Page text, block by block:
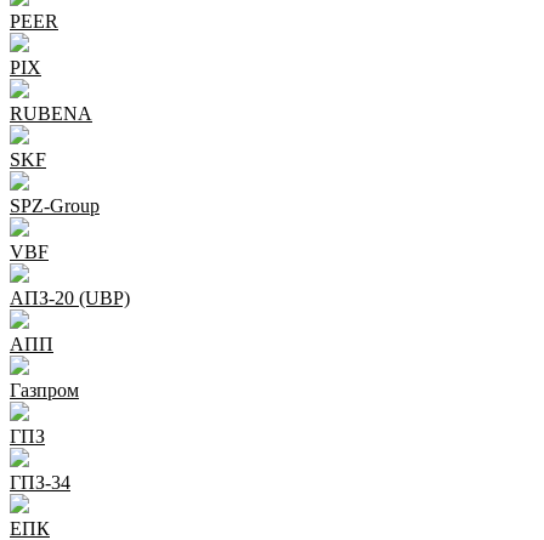
PEER
PIX
RUBENA
SKF
SPZ-Group
VBF
АПЗ-20 (UBP)
АПП
Газпром
ГПЗ
ГПЗ-34
ЕПК